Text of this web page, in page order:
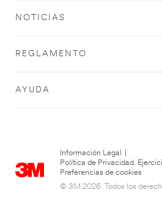
NOTICIAS
REGLAMENTO
AYUDA
Información Legal
Política de Privacidad.
Preferencias de cookies
© 3M 2026. Todos los